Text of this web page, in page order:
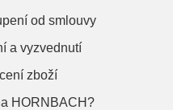
od smlouvy
a vyzvednutí
zboží
HORNBACH?